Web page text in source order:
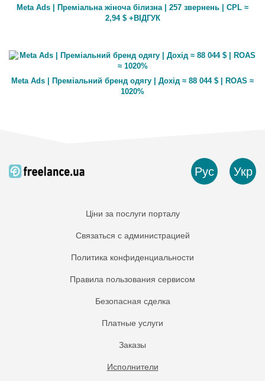
Meta Ads | Преміальна жіноча білизна | 257 звернень | CPL ≈
2,94 $ +ВІДГУК
Meta Ads | Преміальний бренд одягу | Дохід ≈ 88 044 $ | ROAS ≈
1020%
Рус Укр
Ціни за послуги порталу
Связаться с администрацией
Политика конфиденциальности
Правила пользования сервисом
Безопасная сделка
Платные услуги
Заказы
Исполнители